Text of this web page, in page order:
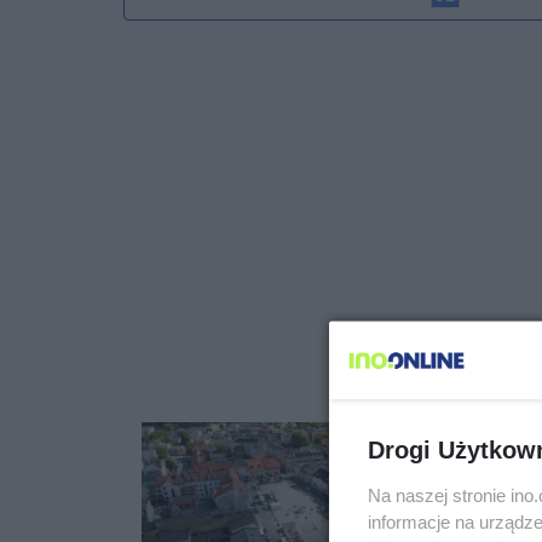
Drogi
Na naszej stronie
informacje na